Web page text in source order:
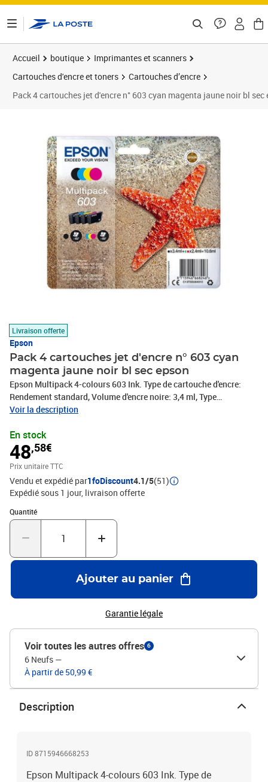
Accueil boutique
Imprimantes et scanners
Cartouches d'encre et toners
Cartouches d’encre
Pack 4 cartouches jet d'encre n° 603 cyan magenta jaune noir bl sec
Livraison offerte
Epson
Pack 4 cartouches jet d'encre n° 603 cyan
magenta jaune noir bl sec epson
Epson Multipack 4-colours 603 Ink. Type de cartouche d'encre:
Rendement standard, Volume d'encre noire: 3,4 ml, Type
d'alimentation: Multi pack, Rendement par page d'encre de couleur:
Rendement par page de l'encre noire: 150 pages
Voir la description
En stock
48,58€
Prix unitaire TTC
Vendu et expédié par1foDiscount4.1/5(51)
Expédié sous 1 jour livraison offerte
Quantité
Quantité : 1
Ajouter au panier
Garantie légale
Voir toutes les autres offres 6
6 Neufs —
À partir de 50,99 €
Description
ID 8715946668253
Epson Multipack 4-colours 603 Ink. Type de